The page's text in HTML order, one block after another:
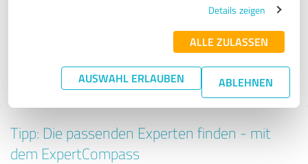
Details zeigen
ALLE ZULASSEN
AUSWAHL ERLAUBEN ABLEHNEN
4.99 von 5
Tipp: Die passenden Experten finden - mit
dem ExpertCompass